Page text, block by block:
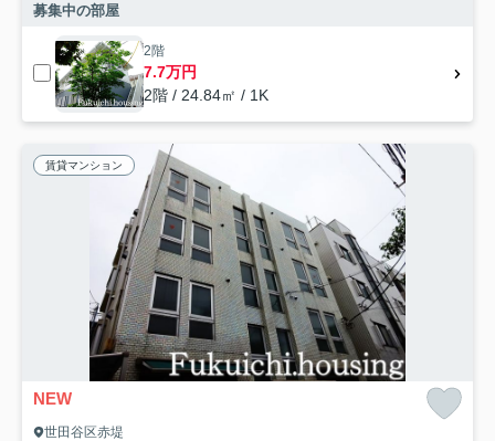
募集中の部屋
2階
7.7万円
2階 / 24.84㎡ / 1K
賃貸マンション
NEW
世田谷区赤堤